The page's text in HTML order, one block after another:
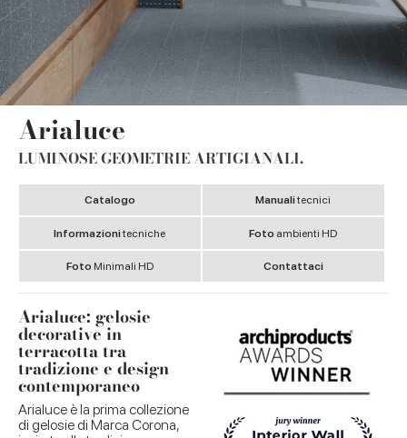
Arialuce
LUMINOSE GEOMETRIE ARTIGIANALI.
Catalogo Manualitecnici
Informazionitecniche Foto ambienti HD
Foto Minimali HD Contattaci
Arialuce: gelosie
decorative in
terracotta tra
tradizione e design
contemporaneo
Arialuce è la prima collezione
di gelosie di Marca Corona,